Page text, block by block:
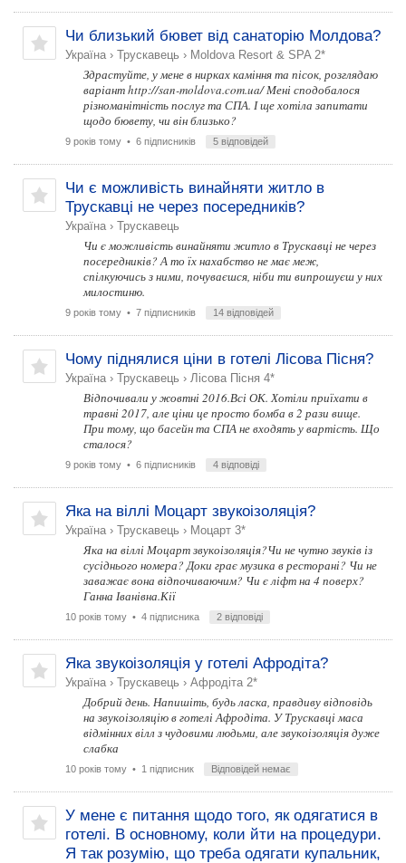
Чи близький бювет від санаторію Молдова?
Україна › Трускавець › Moldova Resort & SPA 2*
Здрастуйте, у мене в нирках каміння та пісок, розглядаю
варіант http://san-moldova.com.ua/ Мені сподобалося
різноманітність послуг та СПА. І ще хотіла запитати
щодо бювету, чи він близько?
9 років тому • 6 підписників 5 відповідей
Чи є можливість винайняти житло в
Трускавці не через посередників?
Україна › Трускавець
Чи є можливість винайняти житло в Трускавці не через
посередників? А то їх нахабство не має меж,
спілкуючись з ними, почуваєшся, ніби ти випрошуєш у них
милостиню.
9 років тому • 7 підписників 14 відповідей
Чому піднялися ціни в готелі Лісова Пісня?
Україна › Трускавець › Лісова Пісня 4*
Відпочивали у жовтні 2016.Всі ОК. Хотіли приїхати в
травні 2017, але ціни це просто бомба в 2 рази вище.
При тому, що басейн та СПА не входять у вартість. Що
сталося?
9 років тому • 6 підписників 4 відповіді
Яка на віллі Моцарт звукоізоляція?
Україна › Трускавець › Моцарт 3*
Яка на віллі Моцарт звукоізоляція?Чи не чутно звуків із
сусіднього номера? Доки грає музика в ресторані? Чи не
заважає вона відпочиваючим? Чи є ліфт на 4 поверх?
Ганна Іванівна.Кії
10 років тому • 4 підписника 2 відповіді
Яка звукоізоляція у готелі Афродіта?
Україна › Трускавець › Афродіта 2*
Добрий день. Напишіть, будь ласка, правдиву відповідь
на звукоізоляцію в готелі Афродіта. У Трускавці маса
відмінних вілл з чудовими людьми, але звукоізоляція дуже
слабка
10 років тому • 1 підписник Відповідей немає
У мене є питання щодо того, як одягатися в
готелі. В основному, коли йти на процедури.
Я так розумію, що треба одягати купальник,